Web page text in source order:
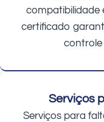
compatibilidade
certificado
controle
Serviços
Serviços para